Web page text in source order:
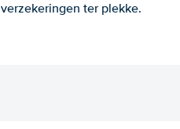
verzekeringen ter plekke.